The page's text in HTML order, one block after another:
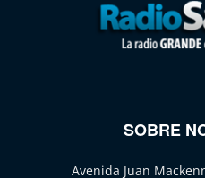
SOBRE
Avenida Juan